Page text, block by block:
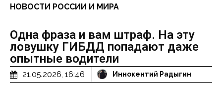
НОВОСТИ РОССИИ И МИРА
Одна фраза и вам штраф. На эту
ловушку ГИБДД попадают даже
опытные водители
21.05.2026, 16:46 Иннокентий Радыгин